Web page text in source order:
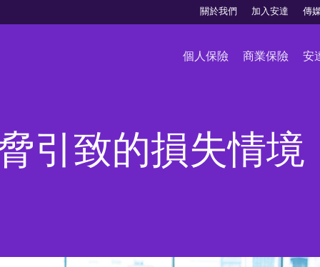
關於我們 加入安達 傳
個人保險 商業保險 安
引致的損失情境